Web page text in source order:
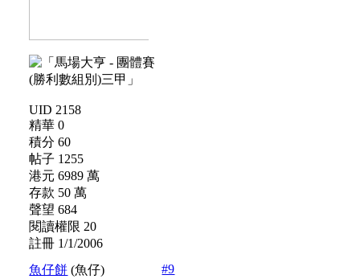
UID 2158
精華 0
積分 60
帖子 1255
港元 6989 萬
存款 50 萬
聲望 684
閱讀權限 20
註冊 1/1/2006
魚仔餅 (魚仔)
#9